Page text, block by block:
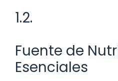
1.2.
Fuente de
Esenciales